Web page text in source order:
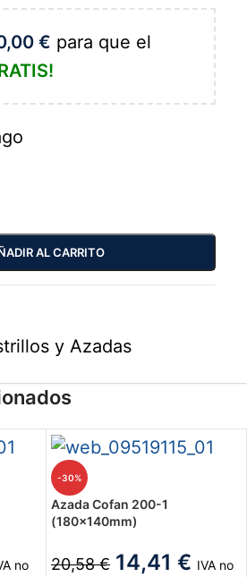
€ para que el
AL CARRITO
y Azadas
no
-30%
Azada Cofan 200-1
(180x140mm)
20,58€ 14,41 € IVA no